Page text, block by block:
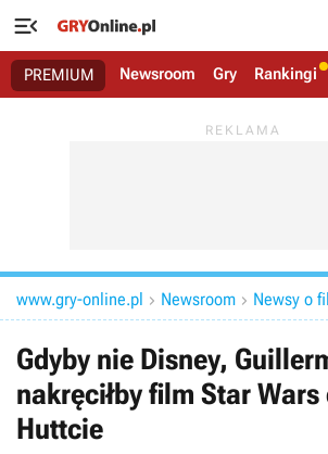

PREMIUM Newsroom Gry Rankingi
www.gry-online.pl  Newsroom  Newsy o
Gdyby nie Disney,
nakręciłby film Star
Huttcie